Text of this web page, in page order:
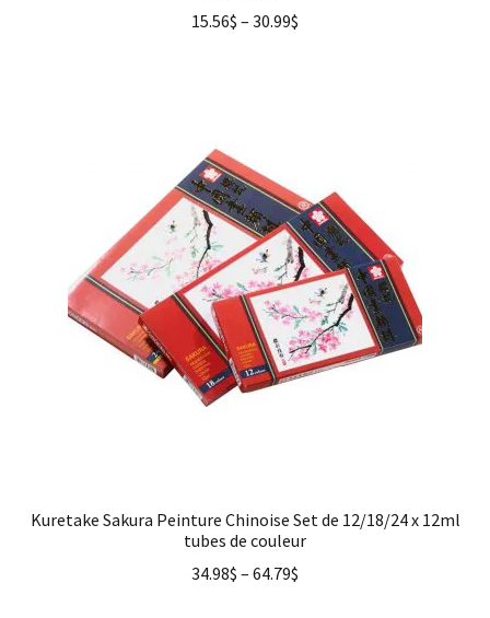
15.56$ – 30.99$
Kuretake Sakura Peinture Chinoise Set de 12/18/24 x 12ml
tubes de couleur
34.98$ – 64.79$